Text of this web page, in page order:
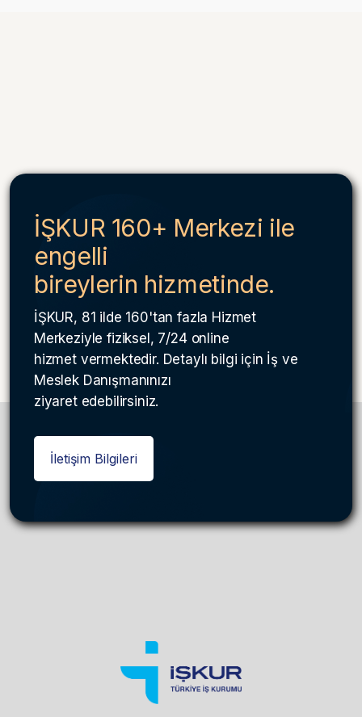
İŞKUR 160+ Merkezi ile
engelli
bireylerin hizmetinde.
İŞKUR, 81 ilde 160'tan fazla Hizmet
Merkeziyle fiziksel, 7/24 online
hizmet vermektedir. Detaylı bilgi için İş ve
Meslek Danışmanınızı
ziyaret edebilirsiniz.
İletişim Bilgileri